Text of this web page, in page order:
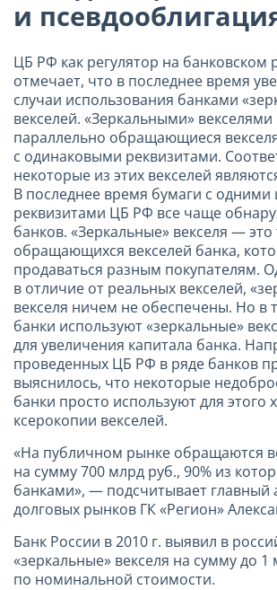
и
ЦБ РФ как регулятор на банковском
отмечает, что в последнее время
случаи использования банками
векселей. «Зеркальными»
параллельно обращающиеся
с одинаковыми реквизитами.
некоторые из этих векселей
В последнее время бумаги с
реквизитами ЦБ РФ все чаще
банков. «Зеркальные» векселя —
обращающихся векселей банка,
продаваться разным покупателям.
в отличие от реальных векселей,
векселя ничем не обеспечены. Но в
банки используют «зеркальные»
для увеличения капитала банка.
проведенных ЦБ РФ в ряде банков
выяснилось, что некоторые
банки просто используют для этого
ксерокопии векселей.
«На публичном рынке обращаются
на сумму 700 млрд руб., 90% из
банками», — подсчитывает главный
долговых рынков ГК «Регион»
Банк России в2010 г. выявил в
«зеркальные» векселя на сумму до 1
по номинальной стоимости.